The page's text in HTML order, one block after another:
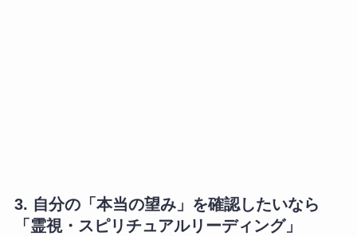
3. 自分の「本当の望み」を確認したいなら
「霊視・スピリチュアルリーディング」